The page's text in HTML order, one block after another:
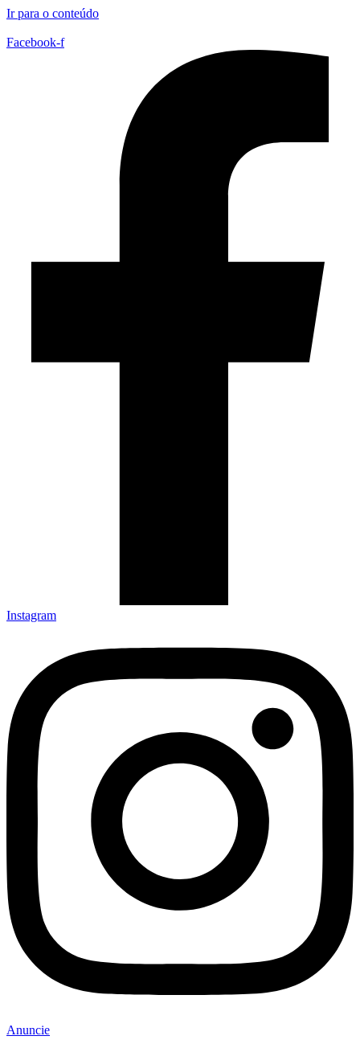
Ir para o conteúdo
Facebook-f
Instagram
Anuncie